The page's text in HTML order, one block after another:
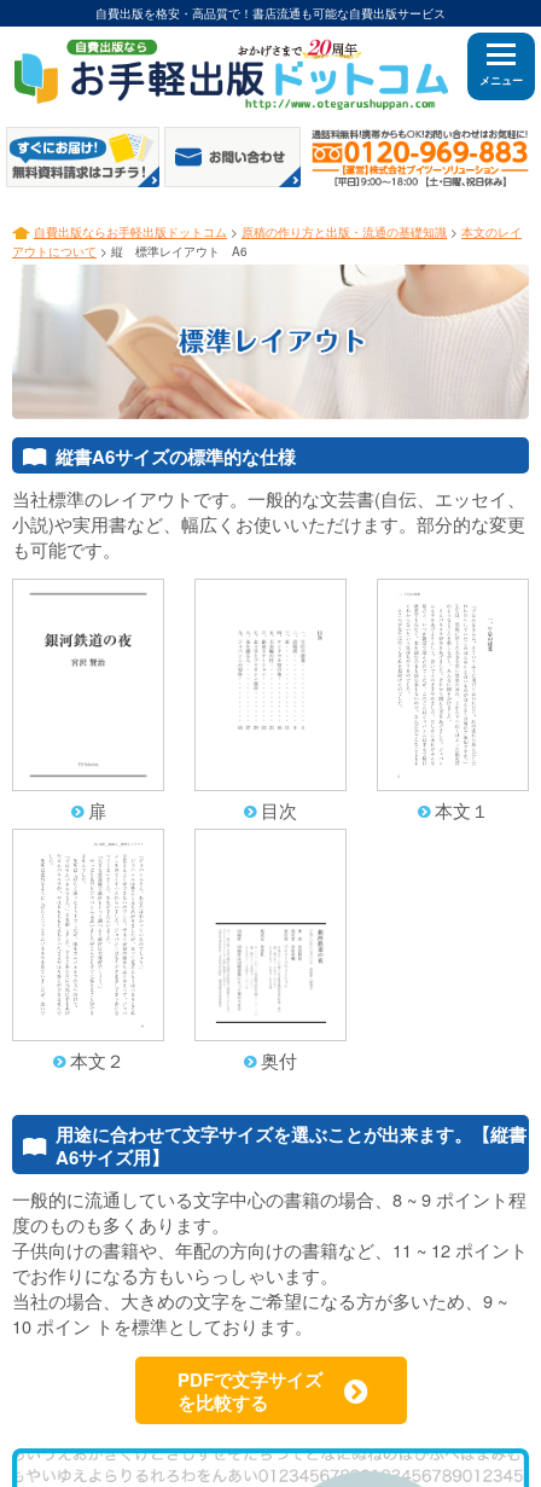
自費出版を格安・高品質で！書店流通も可能な自費出版サービス
3 自費出版ならお手軽出版ドットコム > 原稿の作り方と出版・流通の基礎知識 > 本文のレイ
アウトについて > 縦 標準レイアウト A6
1 縦書A6サイズの標準的な仕様
当社標準のレイアウトです。一般的な文芸書(自伝、エッセイ、
小説)や実用書など、幅広くお使いいただけます。部分的な変更
も可能です。
f 扉 f 目次 f 本文１
f 本文２ f 奥付
1 用途に合わせて文字サイズを選ぶことが出来ます。【縦書
A6サイズ用】
一般的に流通している文字中心の書籍の場合、8 ~ 9 ポイント程
度のものも多くあります。
子供向けの書籍や、年配の方向けの書籍など、11 ~ 12 ポイント
でお作りになる方もいらっしゃいます。
当社の場合、大きめの文字をご希望になる方が多いため、9 ~
10 ポイン トを標準としております。
PDFで文字サイズ
を比較する
f
メニュー